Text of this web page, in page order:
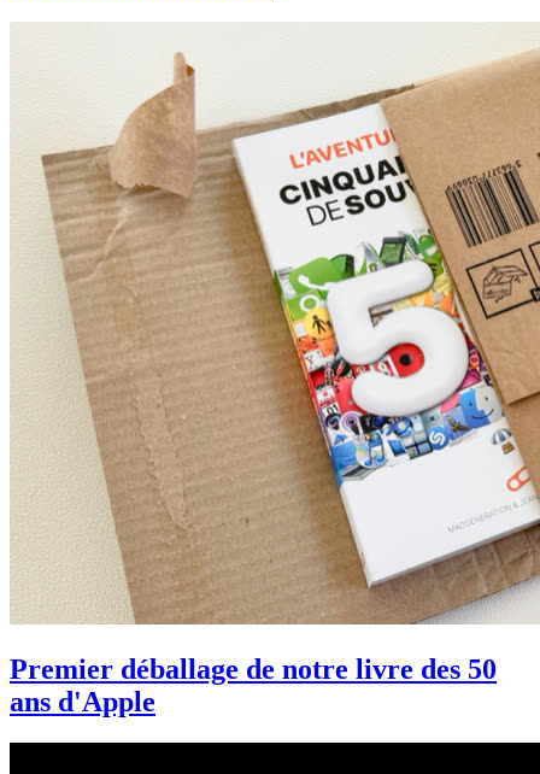
Premier déballage de notre livre des 50
ans d'Apple